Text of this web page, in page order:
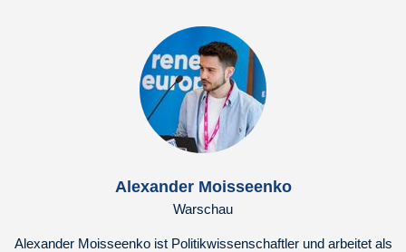
Alexander Moisseenko
Warschau
Alexander Moisseenko ist Politikwissenschaftler und arbeitet als